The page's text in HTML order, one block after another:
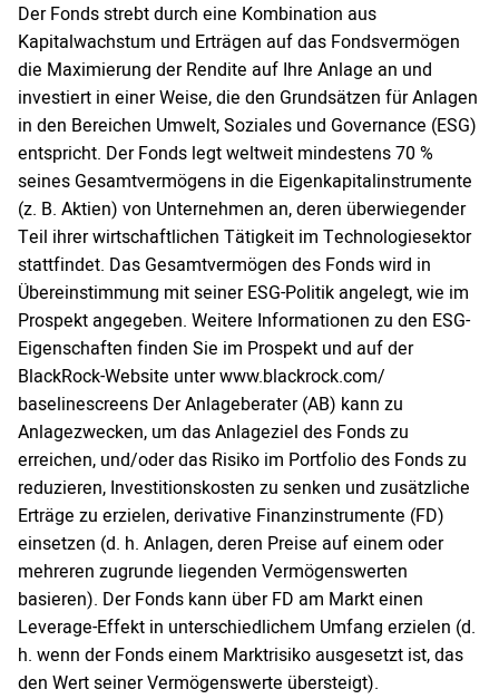
Der Fonds strebt durch eine Kombination aus
Kapitalwachstum und Erträgen auf das Fondsvermögen
die Maximierung der Rendite auf Ihre Anlage an und
investiert in einer Weise, die den Grundsätzen für Anlagen
in den Bereichen Umwelt, Soziales und Governance (ESG)
entspricht. Der Fonds legt weltweit mindestens 70 %
seines Gesamtvermögens in die Eigenkapitalinstrumente
(z. B. Aktien) von Unternehmen an, deren überwiegender
Teil ihrer wirtschaftlichen Tätigkeit im Technologiesektor
stattfindet. Das Gesamtvermögen des Fonds wird in
Übereinstimmung mit seiner ESG-Politik angelegt, wie im
Prospekt angegeben. Weitere Informationen zu den ESG-
Eigenschaften finden Sie im Prospekt und auf der
BlackRock-Website unter www.blackrock.com/
baselinescreens Der Anlageberater (AB) kann zu
Anlagezwecken, um das Anlageziel des Fonds zu
erreichen, und/oder das Risiko im Portfolio des Fonds zu
reduzieren, Investitionskosten zu senken und zusätzliche
Erträge zu erzielen, derivative Finanzinstrumente (FD)
einsetzen (d. h. Anlagen, deren Preise auf einem oder
mehreren zugrunde liegenden Vermögenswerten
basieren). Der Fonds kann über FD am Markt einen
Leverage-Effekt in unterschiedlichem Umfang erzielen (d.
h. wenn der Fonds einem Marktrisiko ausgesetzt ist, das
den Wert seiner Vermögenswerte übersteigt).